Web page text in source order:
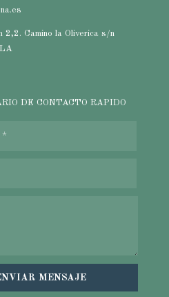
2,2. Camino la Oliverica s/n
DE CONTACTO RAPIDO
MENSAJE